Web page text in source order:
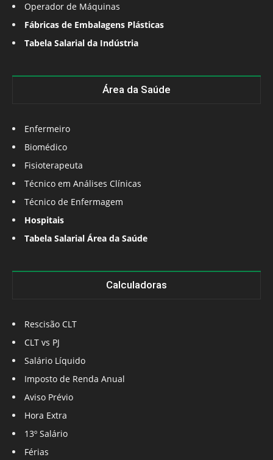
Operador de Máquinas
Fábricas de Embalagens Plásticas
Tabela Salarial da Indústria
Área da Saúde
Enfermeiro
Biomédico
Fisioterapeuta
Técnico em Análises Clínicas
Técnico de Enfermagem
Hospitais
Tabela Salarial Área da Saúde
Calculadoras
Rescisão CLT
CLT vs PJ
Salário Líquido
Imposto de Renda Anual
Aviso Prévio
Hora Extra
13º Salário
Férias